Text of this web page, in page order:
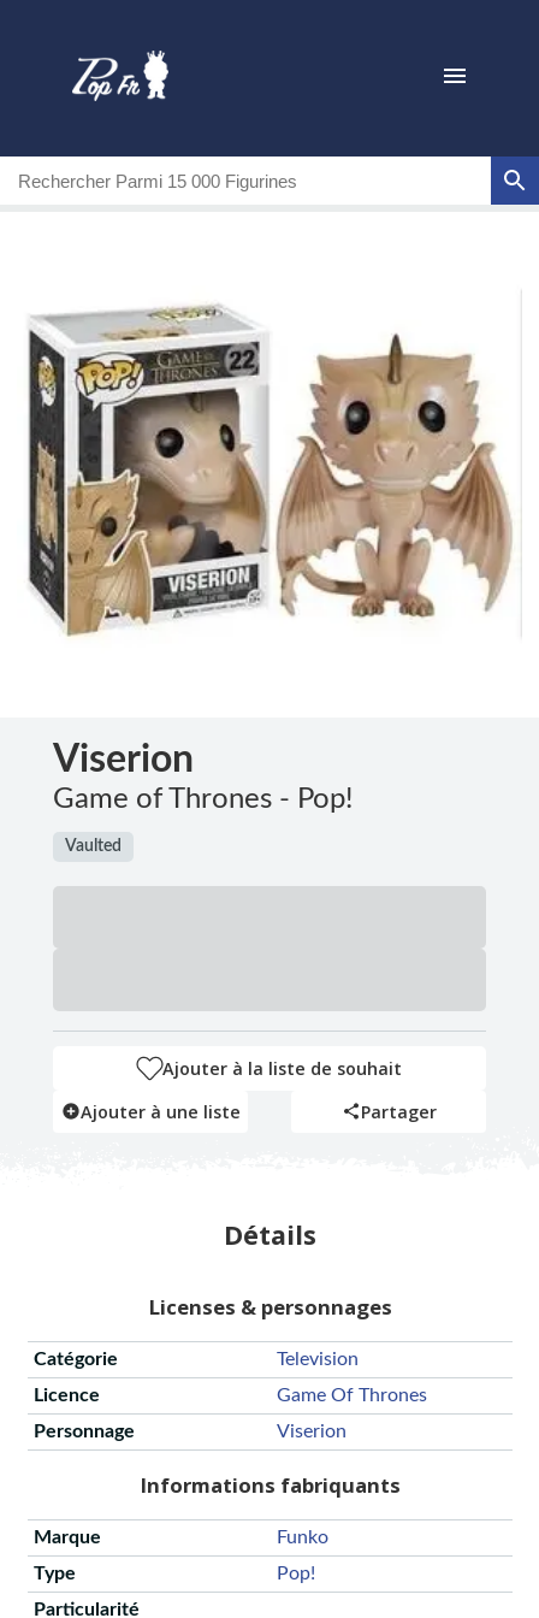
Viserion
Game of Thrones - Pop!
Vaulted
Ajouter à la liste de souhait
Ajouter à une liste
Partager
Détails
Licenses & personnages
Catégorie
Television
Licence
Game Of Thrones
Personnage
Viserion
Informations fabriquants
Marque
Funko
Type
Pop!
Particularité